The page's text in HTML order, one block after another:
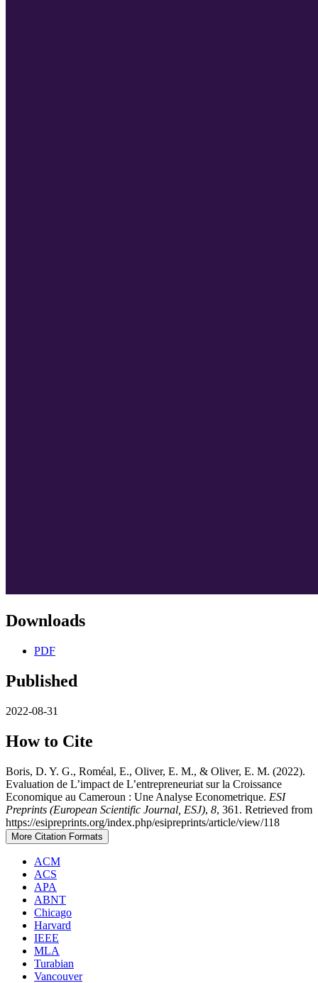
Downloads
PDF
Published
2022-08-31
How to Cite
Boris, D. Y. G., Roméal, E., Oliver, E. M., & Oliver, E. M. (2022).
Evaluation de L’impact de L’entrepreneuriat sur la Croissance
Economique au Cameroun : Une Analyse Econometrique. ESI
Preprints (European Scientific Journal, ESJ), 8, 361. Retrieved from
https://esipreprints.org/index.php/esipreprints/article/view/118
More Citation Formats
ACM
ACS
APA
ABNT
Chicago
Harvard
IEEE
MLA
Turabian
Vancouver